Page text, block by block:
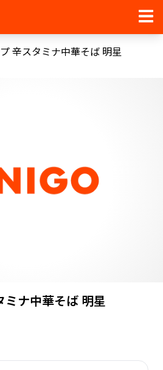
辛スタミナ中華そば 明星
ナ中華そば 明星